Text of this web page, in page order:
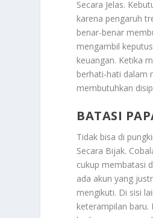
Secara Jelas.
karena pengaruh
benar-benar
mengambil
keuangan. Ketika
berhati-hati dalam
membutuhkan
BATASI
Tidak bisa di
Secara Bijak.
cukup membatasi
ada akun yang
mengikuti. Di sisi
keterampilan baru.